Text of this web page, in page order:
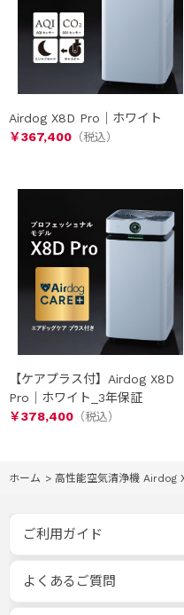
Airdog X8D Pro｜ホワイト
￥367,400
【ケアプラス付】Airdog X8D
Pro｜ホワイト_3年保証
￥378,400
ホーム > 高性能空気清浄機 Airdog
ご利用ガイド
よくあるご質問